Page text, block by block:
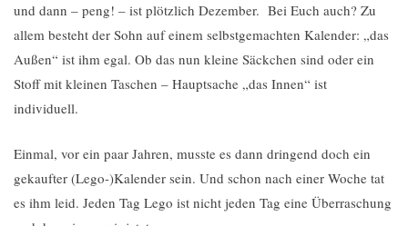
und dann – peng! – ist plötzlich Dezember. Bei Euch auch? Zu
allem besteht der Sohn auf einem selbstgemachten Kalender: „das
Außen“ ist ihm egal. Ob das nun kleine Säckchen sind oder ein
Stoff mit kleinen Taschen – Hauptsache „das Innen“ ist
individuell.
Einmal, vor ein paar Jahren, musste es dann dringend doch ein
gekaufter (Lego-)Kalender sein. Und schon nach einer Woche tat
es ihm leid. Jeden Tag Lego ist nicht jeden Tag eine Überraschung